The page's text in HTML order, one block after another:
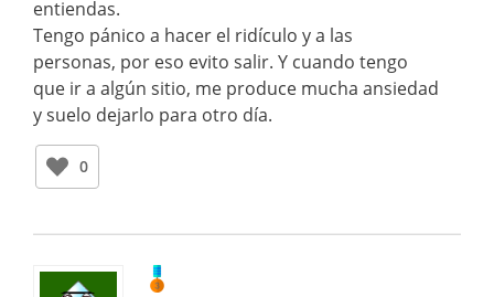
entiendas.
Tengo pánico a hacer el ridículo y a las
personas, por eso evito salir. Y cuando tengo
que ir a algún sitio, me produce mucha ansiedad
y suelo dejarlo para otro día.
0